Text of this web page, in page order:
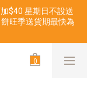
$40 星期日不設送
旺季送貨期最快為